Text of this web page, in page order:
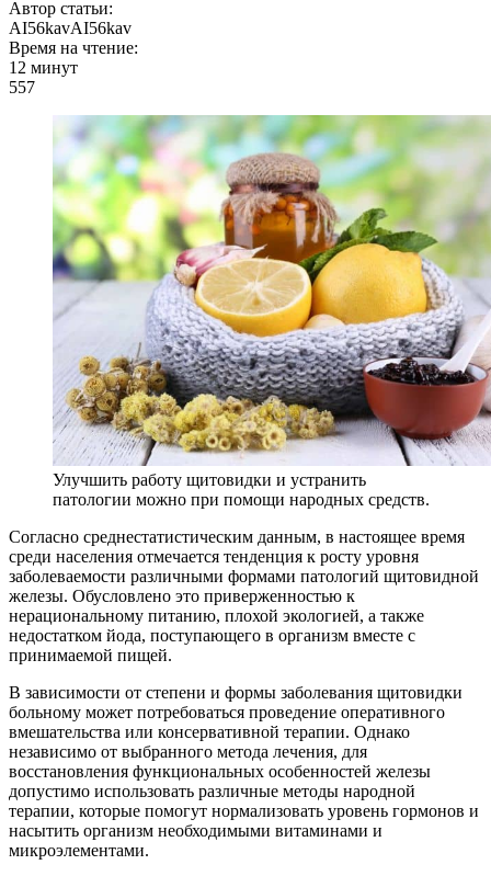
Автор статьи:
AI56kavAI56kav
Время на чтение:
12 минут
557
Улучшить работу щитовидки и устранить
патологии можно при помощи народных средств.
Согласно среднестатистическим данным, в настоящее время
среди населения отмечается тенденция к росту уровня
заболеваемости различными формами патологий щитовидной
железы. Обусловлено это приверженностью к
нерациональному питанию, плохой экологией, а также
недостатком йода, поступающего в организм вместе с
принимаемой пищей.
В зависимости от степени и формы заболевания щитовидки
больному может потребоваться проведение оперативного
вмешательства или консервативной терапии. Однако
независимо от выбранного метода лечения, для
восстановления функциональных особенностей железы
допустимо использовать различные методы народной
терапии, которые помогут нормализовать уровень гормонов и
насытить организм необходимыми витаминами и
микроэлементами.